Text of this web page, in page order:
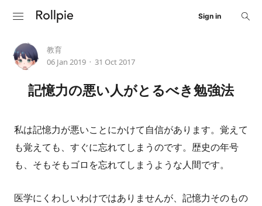
Sign in
教育
06 Jan 2019 • 31 Oct 2017
記憶力の悪い人がとるべき勉強法
私は記憶力が悪いことにかけて自信があります。覚えて
も覚えても、すぐに忘れてしまうのです。歴史の年号
も、そもそもゴロを忘れてしまうような人間です。
医学にくわしいわけではありませんが、記憶力そのもの